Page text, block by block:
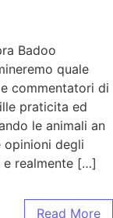
Badoo
quale
commentatori di
praticita ed
le animali an
opinioni degli
e realmente […]
Read More